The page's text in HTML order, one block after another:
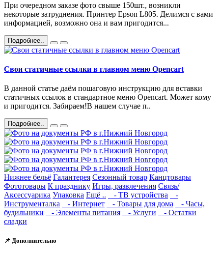
При очередном заказе фото свыше 150шт., возникли
некоторые затруднения. Принтер Epson L805. Делимся с вами
информацией, возможно она и вам пригодится...
Подробнее..
Свои статичные ссылки в главном меню Opencart
В данной статье даём пошаговую инструкцию для вставки
статичных ссылок в стандартное меню Opencart. Может кому
и пригодится. Забираем!В нашем случае п..
Подробнее..
Нижнее бельё Галантерея Сезонный товар Канцтовары
Фототовары К празднику Игры, развлечения Связь/
Аксессуарика Упаковка Ещё .. - ТВ устройства
-
Инструменталка
- Интернет - Товары для дома
- Часы,
будильники
- Элементы питания - Услуги
- Остатки
сладки
📌 Дополнительно